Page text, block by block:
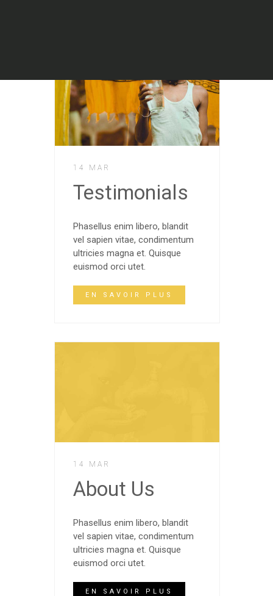
14 MAR
Testimonials
Phasellus enim libero, blandit
vel sapien vitae, condimentum
ultricies magna et. Quisque
euismod orci utet.
EN SAVOIR PLUS
14 MAR
About Us
Phasellus enim libero, blandit
vel sapien vitae, condimentum
ultricies magna et. Quisque
euismod orci utet.
EN SAVOIR PLUS